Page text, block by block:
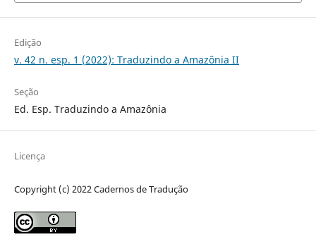
Edição
v. 42 n. esp. 1 (2022): Traduzindo a Amazônia II
Seção
Ed. Esp. Traduzindo a Amazônia
Licença
Copyright (c) 2022 Cadernos de Tradução